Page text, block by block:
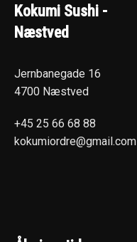
Kokumi Sushi -
Næstved
Jernbanegade 16
4700 Næstved
+45 25 66 68 88
kokumiordre@gmail.com